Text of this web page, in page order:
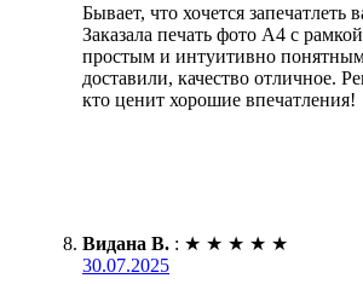
Бывает, что хочется
Заказала печать фото А4 с
простым и интуитивно
доставили, качество отличное.
кто ценит хорошие впечатления!
Видана В. : ★ ★ ★ ★ ★
30.07.2025